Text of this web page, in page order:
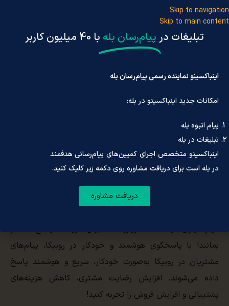
Skip to navigation
Skip to main content
» پاسخ‌گوی هوش مصنوعی و خودکار در روبیکا
پاسخگوی هوش مصنوعی و خودکار
پشتیبانی سریع و هوشمند برای کسب‌وکار شما
دیگر نیازی نیست مشتریان شما برای دریافت پاسخ منتظر
بمانند! با پاسخگوی هوشمند و خودکار در روبیکا، پیام‌های
مشتریان در روبیکا به‌صورت خودکار، سریع و هوشمند پاسخ
داده می‌شوند. افزایش رضایت مشتری، کاهش هزینه‌های
پشتیبانی و افزایش فروش را تجربه کنید!
تبلیغات در پیام‌رسان بله با 40 میلیون کاربر
اینباکسینو نماینده رسمی پیام‌رسان بله
امکانات جدید اینباکسینو در بله:
پیام انبوه بله
تبلیغات در بله
اینباکسینو متخصص اجرای کمپین‌های پیام‌رسانی هدفمند
در بله است برای دریافت مشاوره روی دکمه زیر کلیک کنید.
دریافت مشاوره